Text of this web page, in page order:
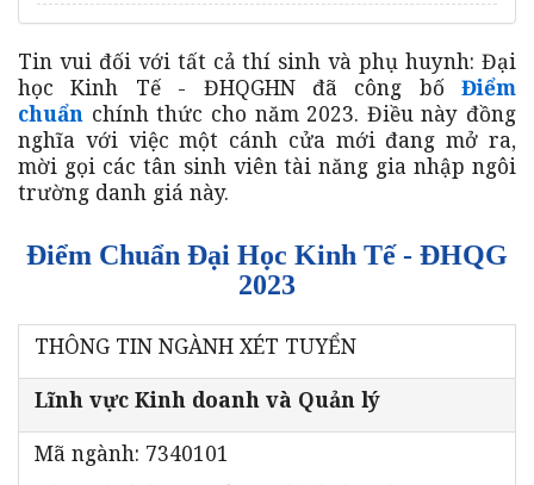
Tin vui đối với tất cả thí sinh và phụ huynh: Đại
học Kinh Tế - ĐHQGHN đã công bố Điểm
chuẩn chính thức cho năm 2023. Điều này đồng
nghĩa với việc một cánh cửa mới đang mở ra,
mời gọi các tân sinh viên tài năng gia nhập ngôi
trường danh giá này.
Điểm Chuẩn Đại Học Kinh Tế - ĐHQG
2023
THÔNG TIN NGÀNH XÉT TUYỂN
Lĩnh vực Kinh doanh và Quản lý
Mã ngành: 7340101